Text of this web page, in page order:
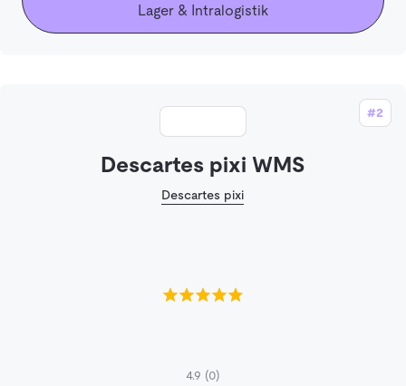
Lager & Intralogistik
#2
Descartes pixi WMS
Descartes pixi
4.9 (0)